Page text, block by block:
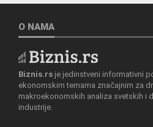
O NAMA
Biznis.rs je jedinstveni informativni
ekonomskim temama značajnim za
makroekonomskih analiza svetskih i
industrije.